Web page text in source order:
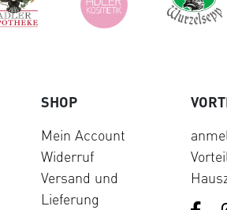
SHOP
Mein Account
Widerruf
Versand und
Lieferung